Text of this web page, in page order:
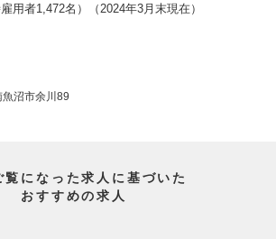
用者1,472名）（2024年3月末現在）
沼市余川89
覧になった求人に基づいた
おすすめの求人